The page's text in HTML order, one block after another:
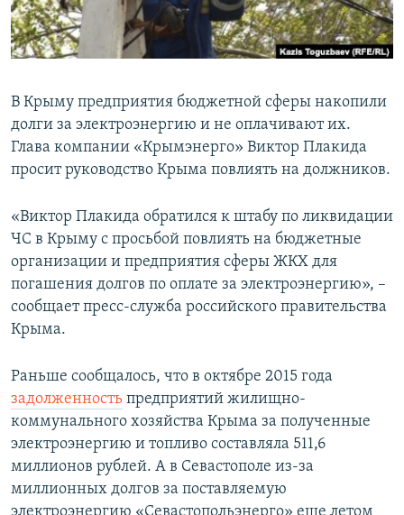
ПОБЕДИТЕЛЕЙ НЕ СУДЯТ?
КРЫМ.НЕПОКОРЕННЫЙ
УКРАИНСКАЯ ПРОБЛЕМА КРЫМА
ПРИСОЕДИНЯЙТЕСЬ!
Все сайты RFE/RL
В Крыму предприятия бюджетной сферы накопили
долги за электроэнергию и не оплачивают их.
Глава компании «Крымэнерго» Виктор Плакида
просит руководство Крыма повлиять на должников.
«Виктор Плакида обратился к штабу по ликвидации
ЧС в Крыму с просьбой повлиять на бюджетные
организации и предприятия сферы ЖКХ для
погашения долгов по оплате за электроэнергию», –
сообщает пресс-служба российского правительства
Крыма.
Раньше сообщалось, что в октябре 2015 года
задолженность предприятий жилищно-
коммунального хозяйства Крыма за полученные
электроэнергию и топливо составляла 511,6
миллионов рублей. А в Севастополе из-за
миллионных долгов за поставляемую